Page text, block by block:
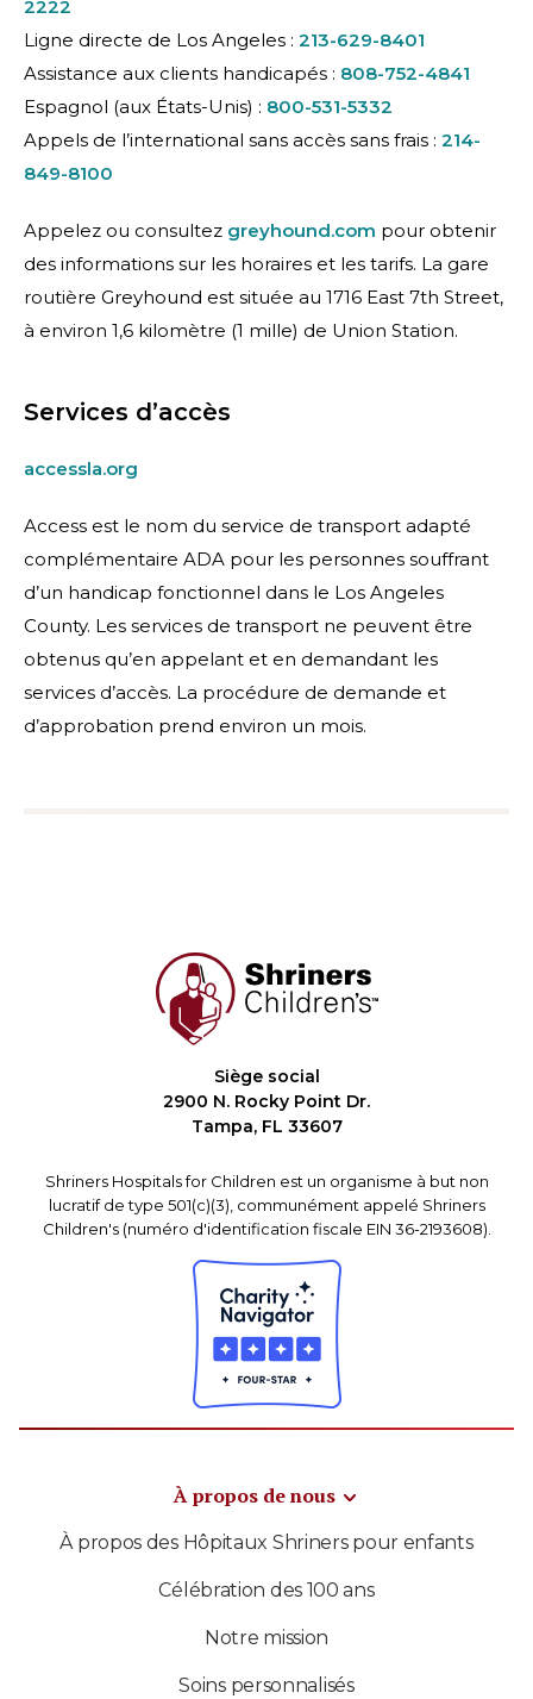
2222
Ligne directe de Los Angeles : 213-629-8401
Assistance aux clients handicapés : 808-752-4841
Espagnol (aux États-Unis) : 800-531-5332
Appels de l’international sans accès sans frais : 214-
849-8100
Appelez ou consultez greyhound.com pour obtenir
des informations sur les horaires et les tarifs. La gare
routière Greyhound est située au 1716 East 7th Street,
à environ 1,6 kilomètre (1 mille) de Union Station.
Services d’accès
accessla.org
Access est le nom du service de transport adapté
complémentaire ADA pour les personnes souffrant
d’un handicap fonctionnel dans le Los Angeles
County. Les services de transport ne peuvent être
obtenus qu’en appelant et en demandant les
services d’accès. La procédure de demande et
d’approbation prend environ un mois.
Siège social
2900 N. Rocky Point Dr.
Tampa, FL 33607
Shriners Hospitals for Children est un organisme à but non
lucratif de type 501(c)(3), communément appelé Shriners
Children's (numéro d'identification fiscale EIN 36-2193608).
À propos de nous
À propos des Hôpitaux Shriners pour enfants
Célébration des 100 ans
Notre mission
Soins personnalisés